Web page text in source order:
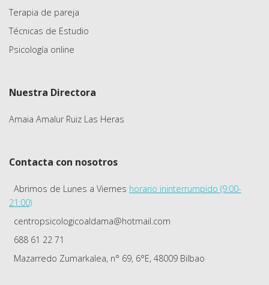
Terapia de pareja
Técnicas de Estudio
Psicología online
Nuestra Directora
Amaia Amalur Ruiz Las Heras
Contacta con nosotros
Abrimos de Lunes a Viernes horario ininterrumpido (9:00-
21:00)
centropsicologicoaldama@hotmail.com
688 61 22 71
Mazarredo Zumarkalea, n° 69, 6°E, 48009 Bilbao